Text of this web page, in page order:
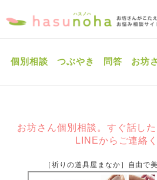
個別相談 つぶやき 問答 お坊
お坊さん個別相談。すぐ話し
LINEからご連絡
［祈りの道具屋まなか］自由で